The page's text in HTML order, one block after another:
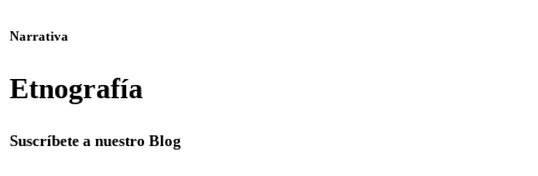
Narrativa
Etnografía
Suscríbete a nuestro Blog